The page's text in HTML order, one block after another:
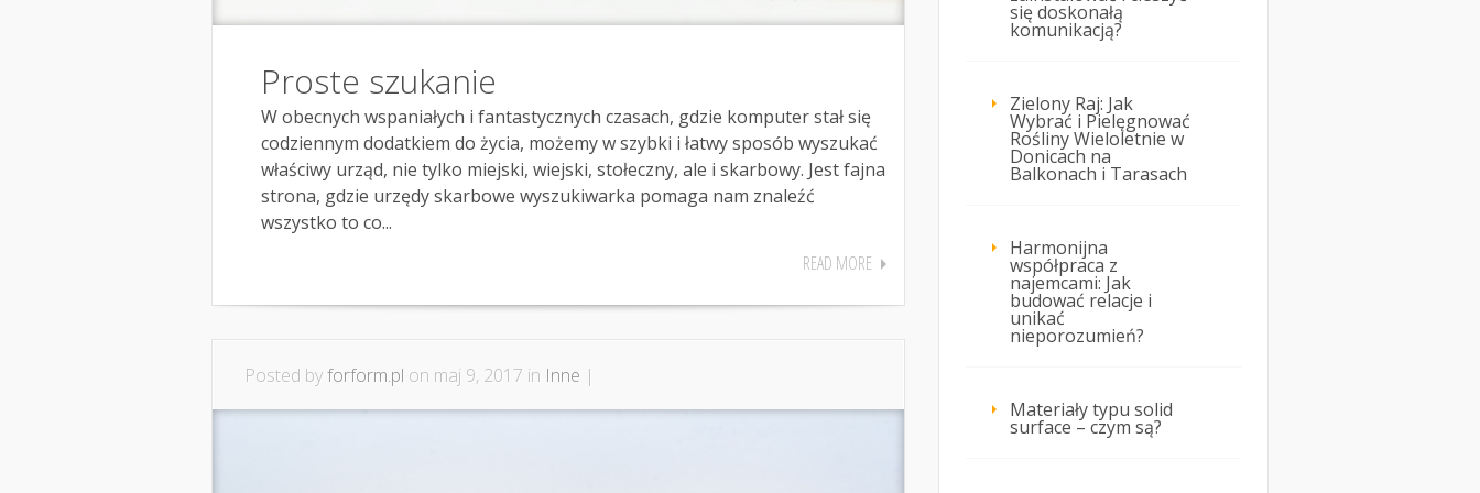
Proste szukanie
W obecnych wspaniałych i fantastycznych czasach, gdzie komputer stał się
codziennym dodatkiem do życia, możemy w szybki i łatwy sposób wyszukać
właściwy urząd, nie tylko miejski, wiejski, stołeczny, ale i skarbowy. Jest fajna
strona, gdzie urzędy skarbowe wyszukiwarka pomaga nam znaleźć
wszystko to co...
READ MORE
Posted byforform.pl on maj 9, 2017 in Inne |
się doskonałą
komunikacją?
Zielony Raj: Jak
Wybrać i Pielęgnować
Rośliny Wieloletnie w
Donicach na
Balkonach i Tarasach
Harmonijna
współpraca z
najemcami: Jak
budować relacje i
unikać
nieporozumień?
Materiały typu solid
surface – czym są?